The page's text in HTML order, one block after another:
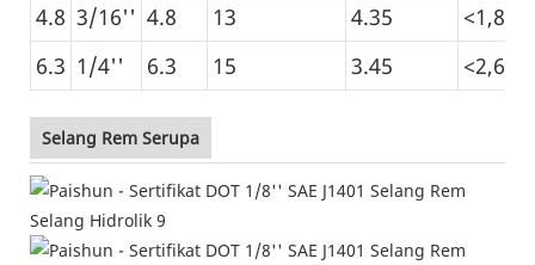
4.8 3/16'' 4.8 13 4.35
<1,81
6.3 1/4'' 6.3 15 3.45 <2,69
Selang Rem Serupa